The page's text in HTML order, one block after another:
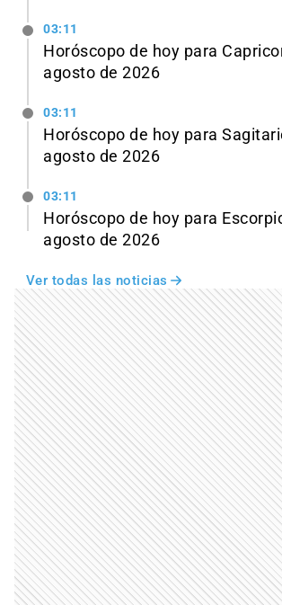
03:11
Horóscopo de hoy para
agosto de 2026
03:11
Horóscopo de hoy para
agosto de 2026
03:11
Horóscopo de hoy para
agosto de 2026
Ver todas las noticias